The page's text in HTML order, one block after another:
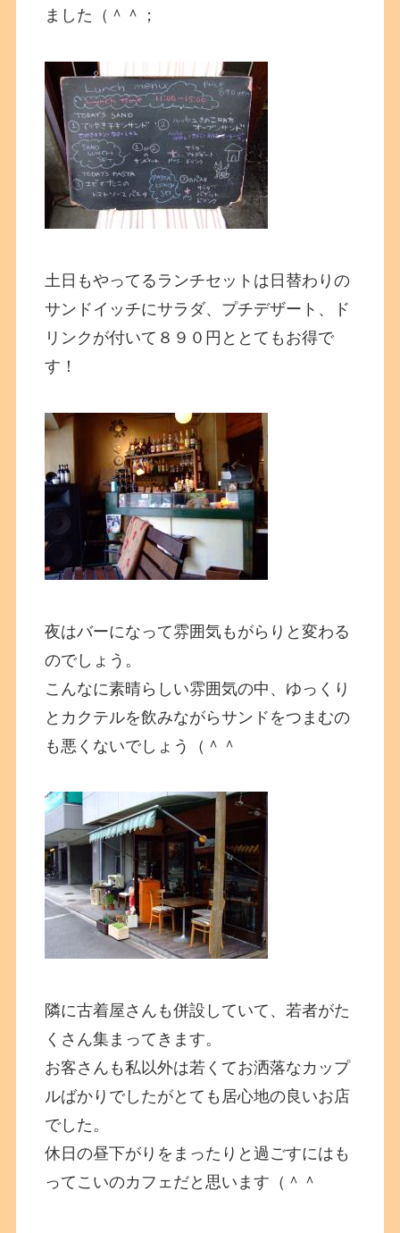
ました（＾＾；
土日もやってるランチセットは日替わりの
サンドイッチにサラダ、プチデザート、ド
リンクが付いて８９０円ととてもお得で
す！
夜はバーになって雰囲気もがらりと変わる
のでしょう。
こんなに素晴らしい雰囲気の中、ゆっくり
とカクテルを飲みながらサンドをつまむの
も悪くないでしょう（＾＾
隣に古着屋さんも併設していて、若者がた
くさん集まってきます。
お客さんも私以外は若くてお洒落なカップ
ルばかりでしたがとても居心地の良いお店
でした。
休日の昼下がりをまったりと過ごすにはも
ってこいのカフェだと思います（＾＾